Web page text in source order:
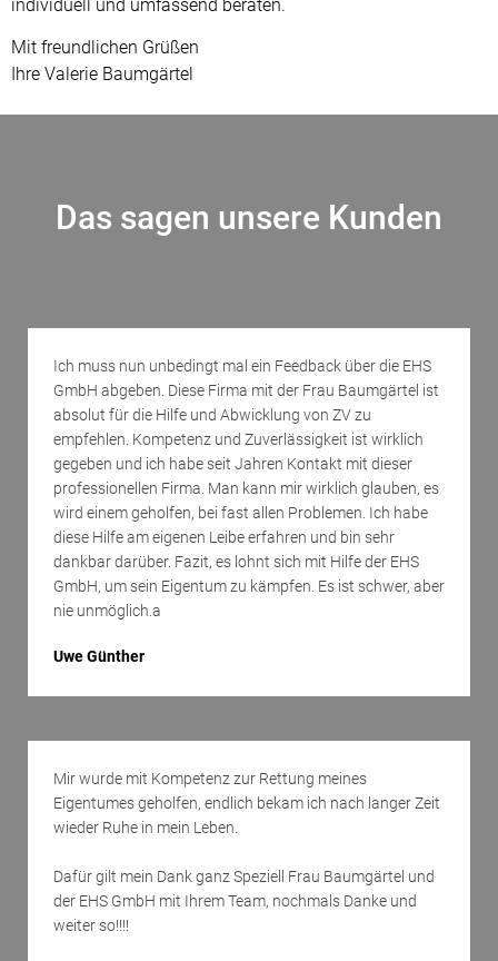
individuell und umfassend beraten.
Mit freundlichen Grüßen
Ihre Valerie Baumgärtel
Das sagen unsere Kunden
Ich muss nun unbedingt mal ein Feedback über die EHS
GmbH abgeben. Diese Firma mit der Frau Baumgärtel ist
absolut für die Hilfe und Abwicklung von ZV zu
empfehlen. Kompetenz und Zuverlässigkeit ist wirklich
gegeben und ich habe seit Jahren Kontakt mit dieser
professionellen Firma. Man kann mir wirklich glauben, es
wird einem geholfen, bei fast allen Problemen. Ich habe
diese Hilfe am eigenen Leibe erfahren und bin sehr
dankbar darüber. Fazit, es lohnt sich mit Hilfe der EHS
GmbH, um sein Eigentum zu kämpfen. Es ist schwer, aber
nie unmöglich.a
Uwe Günther
Mir wurde mit Kompetenz zur Rettung meines
Eigentumes geholfen, endlich bekam ich nach langer Zeit
wieder Ruhe in mein Leben.
Dafür gilt mein Dank ganz Speziell Frau Baumgärtel und
der EHS GmbH mit Ihrem Team, nochmals Danke und
weiter so!!!!